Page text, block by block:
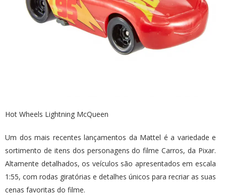
Hot Wheels Lightning McQueen
Um dos mais recentes lançamentos da Mattel é a variedade e
sortimento de itens dos personagens do filme Carros, da Pixar.
Altamente detalhados, os veículos são apresentados em escala
1:55, com rodas giratórias e detalhes únicos para recriar as suas
cenas favoritas do filme.